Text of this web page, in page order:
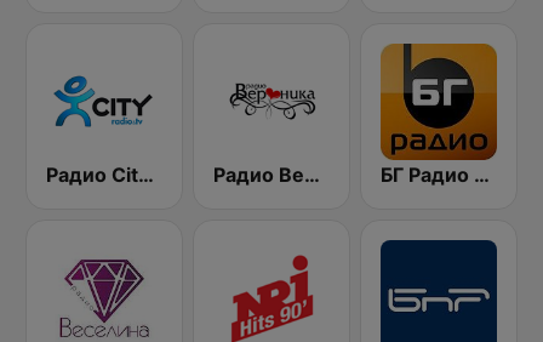
Радио City 99.7 FM Радио Вероника 96.7 (Radio Veronika) БГ Радио 91.9 ( BG Radio )